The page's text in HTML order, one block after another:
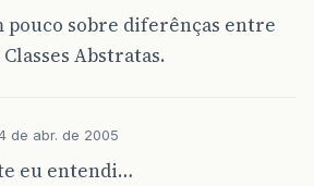
pouco sobre diferênças entre
Abstratas.
de abr. de 2005
eu entendi…